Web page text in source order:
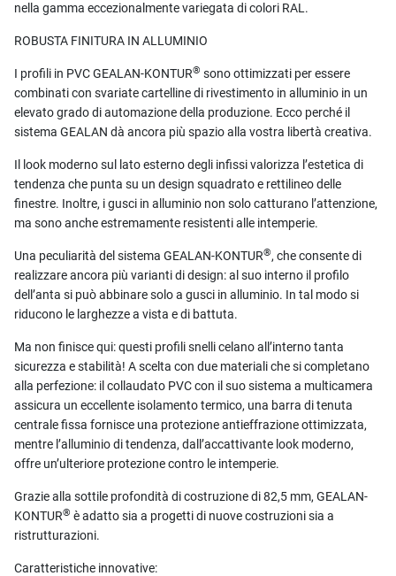
nella gamma eccezionalmente variegata di colori RAL.
ROBUSTA FINITURA IN ALLUMINIO
I profili in PVC GEALAN-KONTUR® sono ottimizzati per essere
combinati con svariate cartelline di rivestimento in alluminio in un
elevato grado di automazione della produzione. Ecco perché il
sistema GEALAN dà ancora più spazio alla vostra libertà creativa.
Il look moderno sul lato esterno degli infissi valorizza l’estetica di
tendenza che punta su un design squadrato e rettilineo delle
finestre. Inoltre, i gusci in alluminio non solo catturano l’attenzione,
ma sono anche estremamente resistenti alle intemperie.
Una peculiarità del sistema GEALAN-KONTUR®, che consente di
realizzare ancora più varianti di design: al suo interno il profilo
dell’anta si può abbinare solo a gusci in alluminio. In tal modo si
riducono le larghezze a vista e di battuta.
Ma non finisce qui: questi profili snelli celano all’interno tanta
sicurezza e stabilità! A scelta con due materiali che si completano
alla perfezione: il collaudato PVC con il suo sistema a multicamera
assicura un eccellente isolamento termico, una barra di tenuta
centrale fissa fornisce una protezione antieffrazione ottimizzata,
mentre l’alluminio di tendenza, dall’accattivante look moderno,
offre un’ulteriore protezione contro le intemperie.
Grazie alla sottile profondità di costruzione di 82,5 mm, GEALAN-
KONTUR® è adatto sia a progetti di nuove costruzioni sia a
ristrutturazioni.
Caratteristiche innovative: